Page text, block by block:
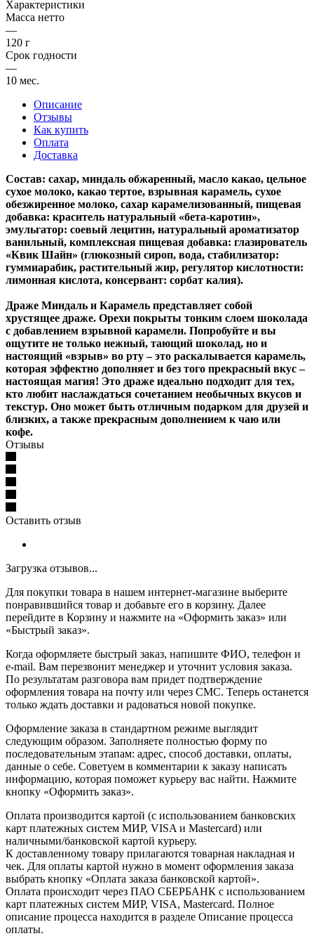
Характеристики
Масса нетто
—
120 г
Срок годности
—
10 мес.
Описание
Отзывы
Как купить
Оплата
Доставка
Состав: сахар, миндаль обжаренный, масло какао, цельное
сухое молоко, какао тертое, взрывная карамель, сухое
обезжиренное молоко, сахар карамелизованный, пищевая
добавка: краситель натуральный «бета-каротин»,
эмульгатор: соевый лецитин, натуральный ароматизатор
ванильный, комплексная пищевая добавка: глазирователь
«Квик Шайн» (глюкозный сироп, вода, стабилизатор:
гуммиарабик, растительный жир, регулятор кислотности:
лимонная кислота, консервант: сорбат калия).
Драже Миндаль и Карамель представляет собой
хрустящее драже. Орехи покрыты тонким слоем шоколада
с добавлением взрывной карамели. Попробуйте и вы
ощутите не только нежный, тающий шоколад, но и
настоящий «взрыв» во рту – это раскалывается карамель,
которая эффектно дополняет и без того прекрасный вкус –
настоящая магия! Это драже идеально подходит для тех,
кто любит наслаждаться сочетанием необычных вкусов и
текстур. Оно может быть отличным подарком для друзей и
близких, а также прекрасным дополнением к чаю или
кофе.
Отзывы
Оставить отзыв
Загрузка отзывов...
Для покупки товара в нашем интернет-магазине выберите
понравившийся товар и добавьте его в корзину. Далее
перейдите в Корзину и нажмите на «Оформить заказ» или
«Быстрый заказ».
Когда оформляете быстрый заказ, напишите ФИО, телефон и
e-mail. Вам перезвонит менеджер и уточнит условия заказа.
По результатам разговора вам придет подтверждение
оформления товара на почту или через СМС. Теперь останется
только ждать доставки и радоваться новой покупке.
Оформление заказа в стандартном режиме выглядит
следующим образом. Заполняете полностью форму по
последовательным этапам: адрес, способ доставки, оплаты,
данные о себе. Советуем в комментарии к заказу написать
информацию, которая поможет курьеру вас найти. Нажмите
кнопку «Оформить заказ».
Оплата производится картой (с использованием банковских
карт платежных систем МИР, VISA и Mastercard) или
наличными/банковской картой курьеру.
К доставленному товару прилагаются товарная накладная и
чек. Для оплаты картой нужно в момент оформления заказа
выбрать кнопку «Оплата заказа банковской картой».
Оплата происходит через ПАО СБЕРБАНК с использованием
карт платежных систем МИР, VISA, Mastercard. Полное
описание процесса находится в разделе Описание процесса
оплаты.